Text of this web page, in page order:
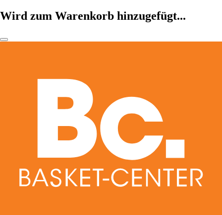
Wird zum Warenkorb hinzugefügt...